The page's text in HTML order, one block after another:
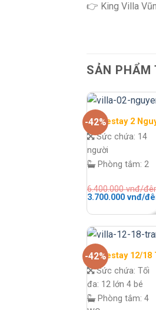
👉 King Villa
SẢN PHẨM
-42%
Homestay 2
Sức chứa: 14
người
Phòng tắm: 2
6.400.000vnđ/
Giá
là:
đêm.
3.700.000 vnđ/
-42%
Homestay 12/18
Sức chứa: Tối
đa: 12 lớn 4 bé
Phòng tắm: 4